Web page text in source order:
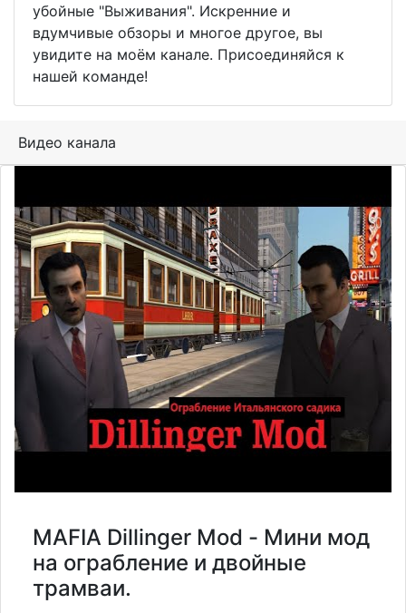
убойные "Выживания". Искренние и
вдумчивые обзоры и многое другое, вы
увидите на моём канале. Присоединяйся к
нашей команде!
Видео канала
MAFIA Dillinger Mod - Мини мод
на ограбление и двойные
трамваи.